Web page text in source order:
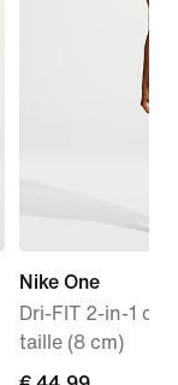
Nike One
Dri-FIT 2-in-1
taille (8 cm)